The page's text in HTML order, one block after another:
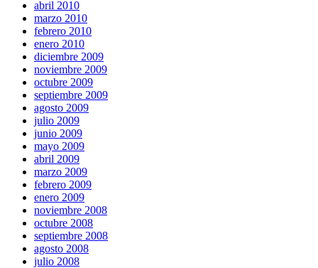
abril 2010
marzo 2010
febrero 2010
enero 2010
diciembre 2009
noviembre 2009
octubre 2009
septiembre 2009
agosto 2009
julio 2009
junio 2009
mayo 2009
abril 2009
marzo 2009
febrero 2009
enero 2009
noviembre 2008
octubre 2008
septiembre 2008
agosto 2008
julio 2008